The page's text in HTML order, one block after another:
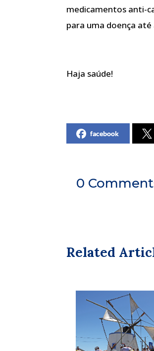
medicamentos anti-
para uma doença
Haja saúde!
facebook
0
Related